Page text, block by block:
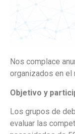
Nos complace
organizados en el
Objetivo y
Los grupos de
evaluar las